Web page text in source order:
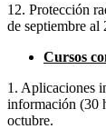
12. Protección
de septiembre al
Cursos
1. Aplicaciones
información (30
octubre.